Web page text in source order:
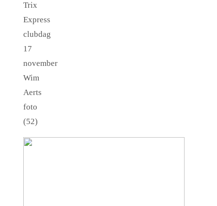
Trix
Express
clubdag
17
november
Wim
Aerts
foto
(52)